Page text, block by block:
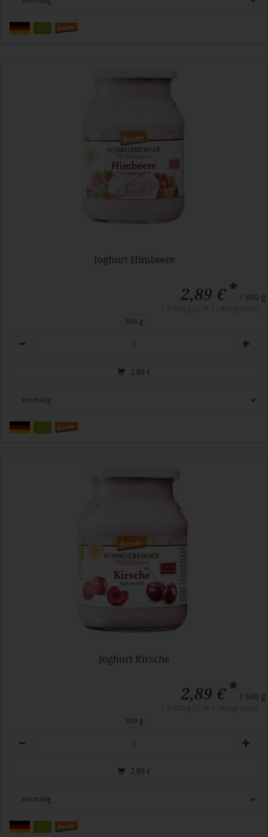
Joghurt Himbeere
2,89 €* / 500 g
500 g
2,89 €
Joghurt Kirsche
2,89 €* / 500 g
500 g
2,89 €